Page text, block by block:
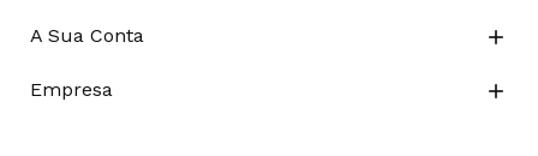
A Sua Conta 
Empresa 